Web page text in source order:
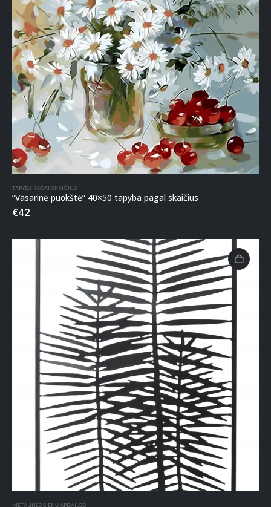
TAPYBA PAGAL SKAIČIUS
“Vasarinė puokštė” 40×50 tapyba pagal skaičius
€42
METALINĖS SIENŲ APDAILOS